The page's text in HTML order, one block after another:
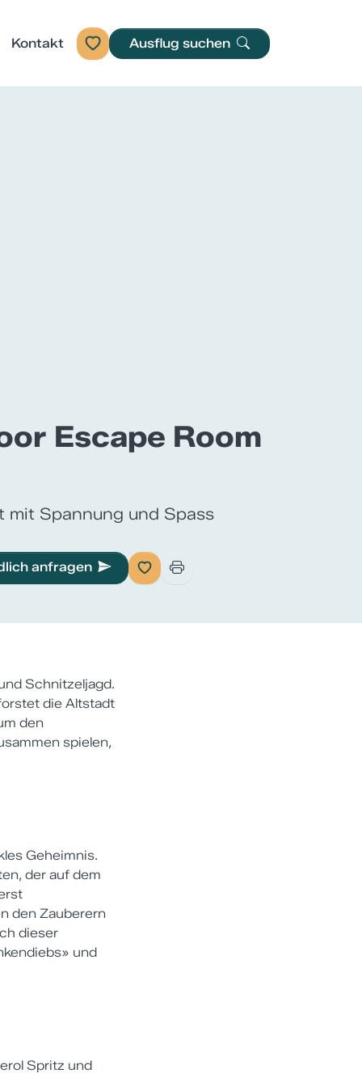
Kontakt Ausflug suchen
Escape Room
mit Spannung und Spass
anfragen
Schnitzeljagd.
die Altstadt
den
spielen,
Geheimnis.
der auf dem
den Zauberern
dieser
und
Spritz und